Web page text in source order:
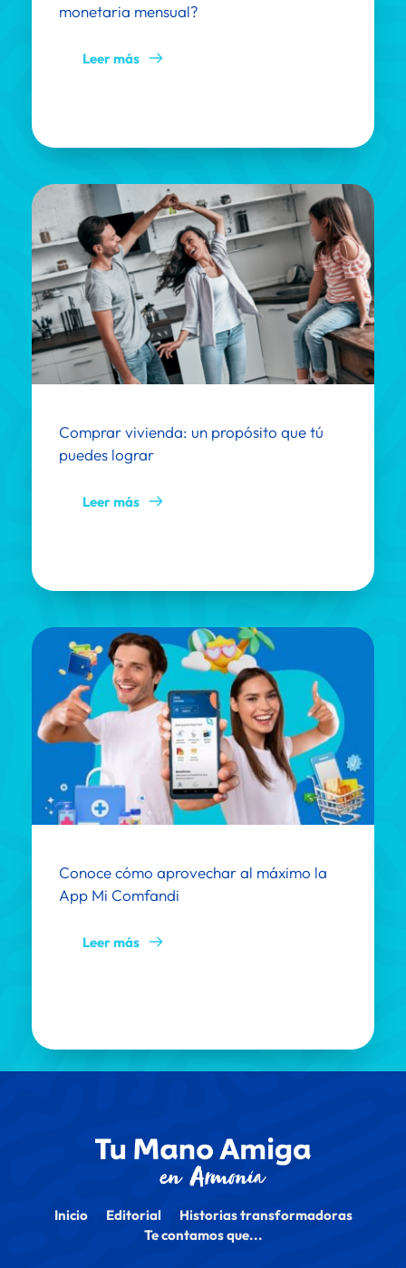
monetaria mensual?
Leer más
Comprar vivienda: un propósito que tú
puedes lograr
Leer más
Conoce cómo aprovechar al máximo la
App Mi Comfandi
Leer más
Inicio Editorial
Historias transformadoras
Te contamos que...